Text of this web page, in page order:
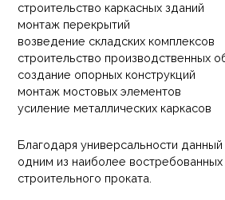
строительство каркасных зданий
монтаж перекрытий
возведение складских комплексов
строительство производственных
создание опорных конструкций
монтаж мостовых элементов
усиление металлических каркасов
Благодаря универсальности
одним из наиболее
строительного проката.